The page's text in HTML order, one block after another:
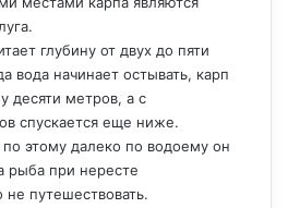
глубину от двух до пяти
вода начинает остывать, карп
десяти метров, а с
спускается еще ниже.
этому далеко по водоему он
рыба при нересте
не путешествовать.